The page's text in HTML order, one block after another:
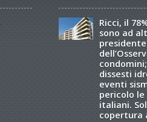
Ricci, il
sono ad
presidente
dissesti
eventi
pericolo le
italiani.
copertura